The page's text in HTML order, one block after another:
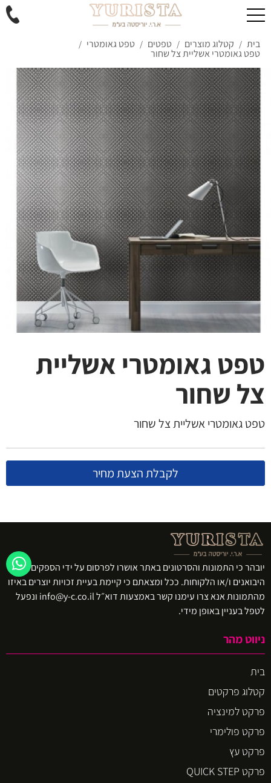
בית / קטלוג מוצרים / טפטים / טפט גאומטרי /
טפט גאומטרי אשליית צל שחור
טפט גאומטרי אשליית
צל שחור
טפט גאומטרי אשליית צל שחור
לקבלת הצעת מחיר
יובהר כי התמונות והסרטונים באתר אושרו לפרסום על ידי הספקים ו/או
היבואנים ו/או הלקוחות. ככל ומצאתם כי קיימת בעיית זכויות יוצרים באיזו
מהתמונות אנא צרו עימנו קשר באמצעות דוא״ל info@y-c.co.il ונפעל
לטפל בעניין באופן מידי.
ניווט מהר
בית
קטלוג פרקטים
פרקט למינציה
פרקט פולימרי
פרקט עץ
פרקט QUICK STEP